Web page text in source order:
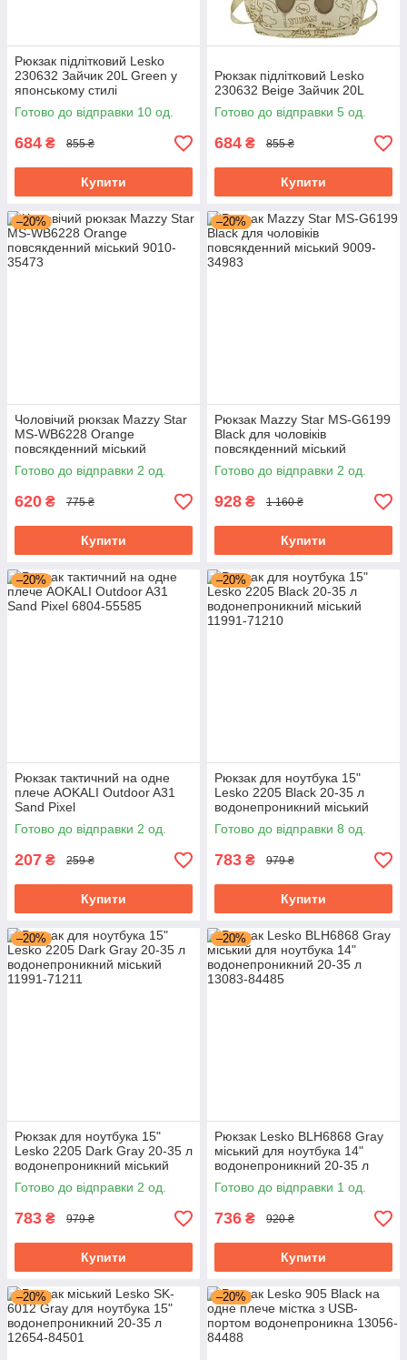
Рюкзак підлітковий Lesko
230632 Зайчик 20L Green у
японському стилі
Готово до відправки 10 од.
684 ₴ 855 ₴
Купити
Рюкзак підлітковий Lesko
230632 Beige Зайчик 20L
Готово до відправки 5 од.
684 ₴ 855 ₴
Купити
–20%
Чоловічий рюкзак Mazzy Star
MS-WB6228 Orange
повсякденний міський
Готово до відправки 2 од.
620 ₴ 775 ₴
Купити
–20%
Рюкзак Mazzy Star MS-G6199
Black для чоловіків
повсякденний міський
Готово до відправки 2 од.
928 ₴ 1 160 ₴
Купити
–20%
Рюкзак тактичний на одне
плече AOKALI Outdoor A31
Sand Pixel
Готово до відправки 2 од.
207 ₴ 259 ₴
Купити
–20%
Рюкзак для ноутбука 15"
Lesko 2205 Black 20-35 л
водонепроникний міський
Готово до відправки 8 од.
783 ₴ 979 ₴
Купити
–20%
Рюкзак для ноутбука 15"
Lesko 2205 Dark Gray 20-35 л
водонепроникний міський
Готово до відправки 2 од.
783 ₴ 979 ₴
Купити
–20%
Рюкзак Lesko BLH6868 Gray
міський для ноутбука 14"
водонепроникний 20-35 л
Готово до відправки 1 од.
736 ₴ 920 ₴
Купити
–20% –20%